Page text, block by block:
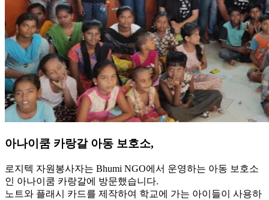
아나이쿰 카랑갈 아동 보호소,
로지텍 자원봉사자는 Bhumi NGO에서 운영하는 아동 보호소
인 아나이쿰 카랑갈에 방문했습니다.
노트와 플래시 카드를 제작하여 학교에 가는 아이들이 사용하